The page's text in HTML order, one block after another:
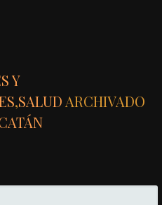
Y
,SALUDARCHIVADO